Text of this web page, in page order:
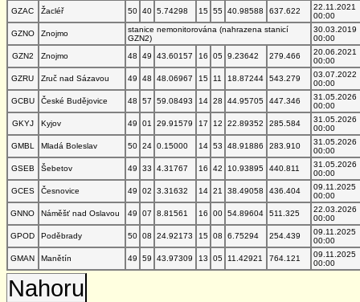
GZAC
Žacléř 50 40 5.74298 15 55 40.98588 637.622
22.11.2021
00:00
GZNO
Znojmo
stanice nemonitorována (nahrazena stanicí
GZN2)
30.03.2019
00:00
GZN2
Znojmo 48 49 43.60157 16 05 9.23642 279.466
20.06.2021
00:00
GZRU
Zruč nad Sázavou 49 48 48.06967 15 11 18.87244 543.279
03.07.2022
00:00
GCBU
České Budějovice 48 57 59.08493 14 28 44.95705 447.346
31.05.2026
00:00
GKYJ
Kyjov 49 01 29.91579 17 12 22.89352 285.584
31.05.2026
00:00
GMBL
Mladá Boleslav 50 24 0.15000 14 53 48.91886 283.910
31.05.2026
00:00
GSEB
Šebetov 49 33 4.31767 16 42 10.93895 440.811
31.05.2026
00:00
GCES
Česnovice 49 02 3.31632 14 21 38.49058 436.404
09.11.2025
00:00
GNNO
Náměšť nad Oslavou 49 07 8.81561 16 00 54.89604 511.325
22.03.2026
00:00
GPOD
Poděbrady 50 08 24.92173 15 08 6.75294 254.439
09.11.2025
00:00
GMAN
Manětín 49 59 43.97309 13 05 11.42921 764.121
09.11.2025
00:00
Nahoru